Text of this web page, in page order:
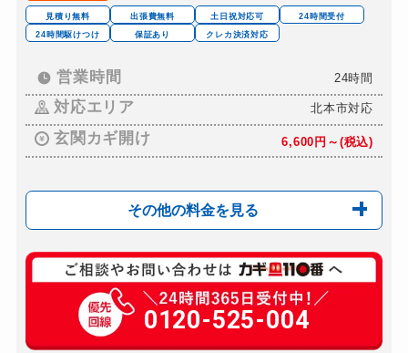
金庫カギ修理 別途お見積り
金庫カギ交換
ロッカーカギ開け 15,000円～
ドアノブカギ開け 15,000円～
ドアノブカギ作成 別途お見積り
見積り無料 出張費無料 土日祝対応可
24時間受付
24時間駆けつけ
保証あり クレカ決済対応
営業時間 24時間
対応エリア 北本市対応
玄関カギ開け 6,600円～(税込)
その他の料金を見る
玄関カギ修理 3,850円～(税込)
玄関カギ作成 12,800円～(税込)
玄関カギ交換 9,350円～(税込)
0120-525-004